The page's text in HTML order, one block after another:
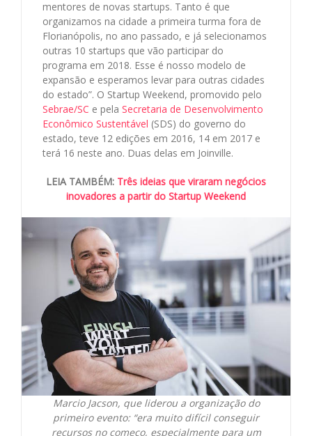
mentores de novas startups. Tanto é que
organizamos na cidade a primeira turma fora de
Florianópolis, no ano passado, e já selecionamos
outras 10 startups que vão participar do
programa em 2018. Esse é nosso modelo de
expansão e esperamos levar para outras cidades
do estado”. O Startup Weekend, promovido pelo
Sebrae/SC e pela Secretaria de Desenvolvimento
Econômico Sustentável (SDS) do governo do
estado, teve 12 edições em 2016, 14 em 2017 e
terá 16 neste ano. Duas delas em Joinville.
LEIA TAMBÉM: Três ideias que viraram negócios
inovadores a partir do Startup Weekend
Marcio Jacson, que liderou a organização do
primeiro evento: “era muito difícil conseguir
recursos no começo, especialmente para um